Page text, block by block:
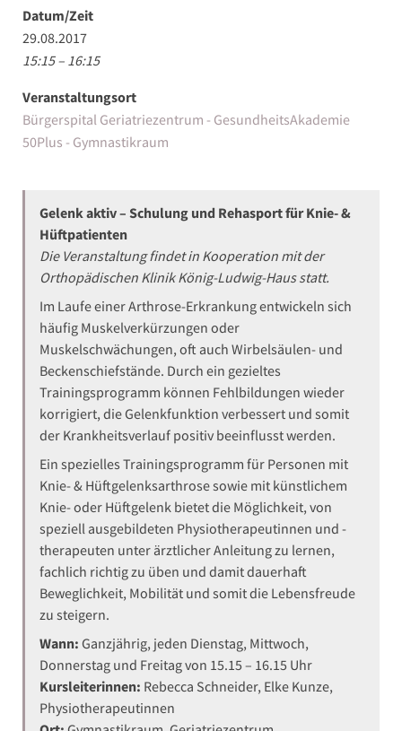
Datum/Zeit
29.08.2017
15:15 – 16:15
Veranstaltungsort
Bürgerspital Geriatriezentrum - GesundheitsAkademie
50Plus - Gymnastikraum
Gelenk aktiv – Schulung und Rehasport für Knie- &
Hüftpatienten
Die Veranstaltung findet in Kooperation mit der
Orthopädischen Klinik König-Ludwig-Haus statt.
Im Laufe einer Arthrose-Erkrankung entwickeln sich
häufig Muskelverkürzungen oder
Muskelschwächungen, oft auch Wirbelsäulen- und
Beckenschiefstände. Durch ein gezieltes
Trainingsprogramm können Fehlbildungen wieder
korrigiert, die Gelenkfunktion verbessert und somit
der Krankheitsverlauf positiv beeinflusst werden.
Ein spezielles Trainingsprogramm für Personen mit
Knie- & Hüftgelenksarthrose sowie mit künstlichem
Knie- oder Hüftgelenk bietet die Möglichkeit, von
speziell ausgebildeten Physiotherapeutinnen und -
therapeuten unter ärztlicher Anleitung zu lernen,
fachlich richtig zu üben und damit dauerhaft
Beweglichkeit, Mobilität und somit die Lebensfreude
zu steigern.
Wann: Ganzjährig, jeden Dienstag, Mittwoch,
Donnerstag und Freitag von 15.15 – 16.15 Uhr
Kursleiterinnen: Rebecca Schneider, Elke Kunze,
Physiotherapeutinnen